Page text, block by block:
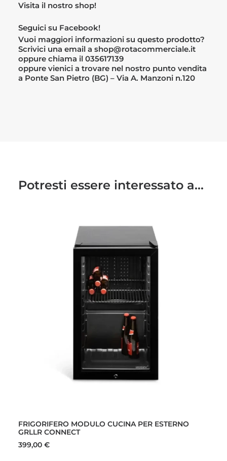
Visita il nostro shop!
Seguici su Facebook!
Vuoi maggiori informazioni su questo prodotto?
Scrivici una email a shop@rotacommerciale.it
oppure chiama il 035617139
oppure vienici a trovare nel nostro punto vendita
a Ponte San Pietro (BG) – Via A. Manzoni n.120
Potresti essere interessato a...
FRIGORIFERO MODULO CUCINA PER ESTERNO
GRLLR CONNECT
399,00 €